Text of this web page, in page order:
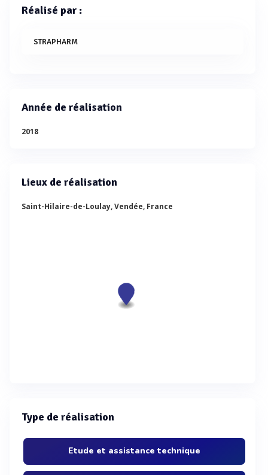
Réalisé par :
STRAPHARM
Année de réalisation
2018
Lieux de réalisation
Saint-Hilaire-de-Loulay, Vendée, France
Type de réalisation
Etude et assistance technique